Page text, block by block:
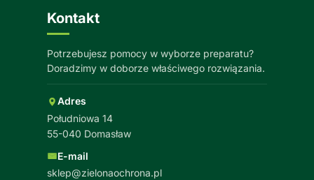
Kontakt
Potrzebujesz pomocy w wyborze preparatu?
Doradzimy w doborze właściwego rozwiązania.
Adres
Południowa 14
55-040 Domasław
E-mail
sklep@zielonaochrona.pl